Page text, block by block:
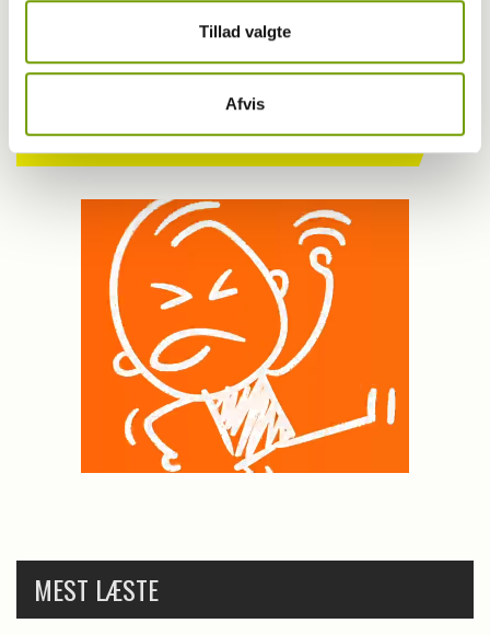
Tillad valgte
Afvis
MEST LÆSTE